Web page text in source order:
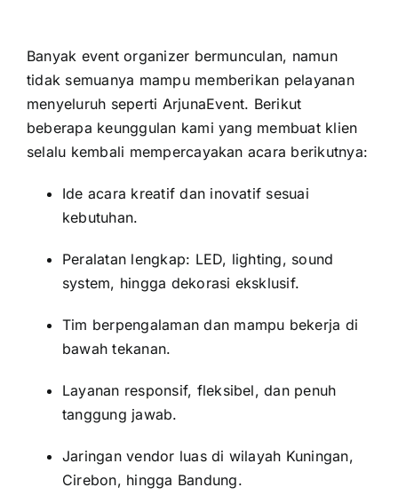
Banyak event organizer bermunculan, namun
tidak semuanya mampu memberikan pelayanan
menyeluruh seperti ArjunaEvent. Berikut
beberapa keunggulan kami yang membuat klien
selalu kembali mempercayakan acara berikutnya:
Ide acara kreatif dan inovatif sesuai
kebutuhan.
Peralatan lengkap: LED, lighting, sound
system, hingga dekorasi eksklusif.
Tim berpengalaman dan mampu bekerja di
bawah tekanan.
Layanan responsif, fleksibel, dan penuh
tanggung jawab.
Jaringan vendor luas di wilayah Kuningan,
Cirebon, hingga Bandung.